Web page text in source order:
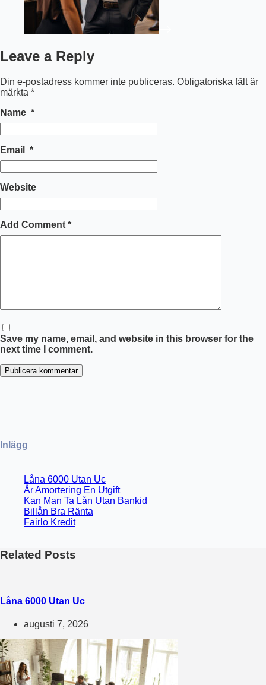
Leave a Reply
Din e-postadress kommer inte publiceras. Obligatoriska fält är
märkta *
Name *
Email *
Website
Add Comment *
Save my name, email, and website in this browser for the
next time I comment.
Publicera kommentar
Inlägg
Låna 6000 Utan Uc
Är Amortering En Utgift
Kan Man Ta Lån Utan Bankid
Billån Bra Ränta
Fairlo Kredit
Related Posts
Låna 6000 Utan Uc
augusti 7, 2026